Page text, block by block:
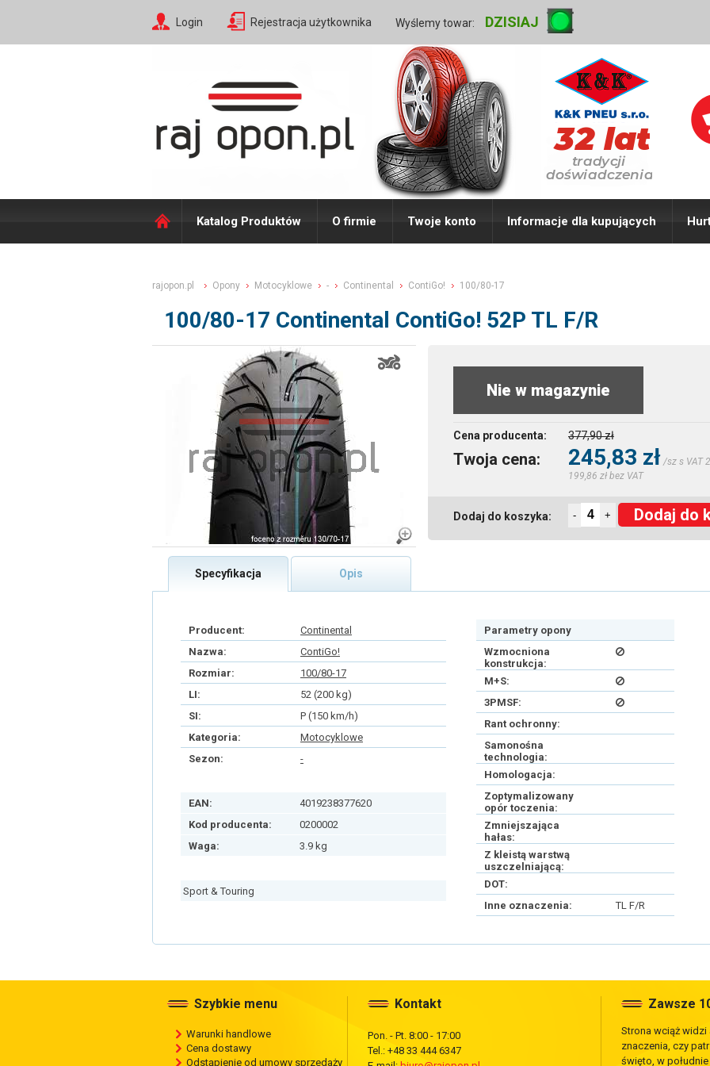
Login Rejestracja użytkownika Wyślemy towar: DZISIAJ
Katalog Produktów O firmie Twoje konto Informacje dla kupujących
rajopon.pl Opony Motocyklowe - Continental ContiGo! 100/80-17
100/80-17 Continental ContiGo! 52P TL F/R
Nie w magazynie
Cena producenta: 377,90 zł
Twoja cena: 245,83 zł /sz s VAT
199,86 zł bez VAT
Dodaj do koszyka: - + Dodaj do
Specyfikacja Opis
Producent:
Continental
Nazwa:
ContiGo!
Rozmiar:
100/80-17
LI:
52 (200 kg)
SI:
P (150 km/h)
Kategoria:
Motocyklowe
Sezon:
-
EAN:
4019238377620
Kod producenta:
0200002
Waga:
3.9 kg
Sport & Touring
Parametry opony
Wzmocniona
konstrukcja:
M+S:
3PMSF:
Rant ochronny:
Samonośna
technologia:
Homologacja:
Zoptymalizowany
opór toczenia:
Zmniejszająca
hałas:
Z kleistą warstwą
uszczelniającą:
DOT:
Inne oznaczenia:
TL F/R
Szybkie menu
Warunki handlowe
Cena dostawy
Odstąpienie od umowy sprzedaży
Kontakt
Pon. - Pt. 8:00 - 17:00
Tel.: +48 33 444 6347
Zawsze
Strona wciąż widzi
znaczenia, czy
święto, w